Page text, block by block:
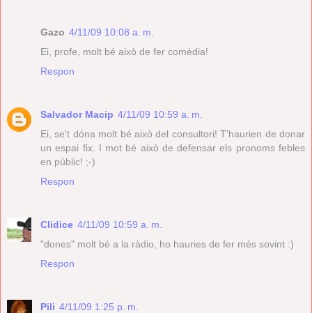
Gazo 4/11/09 10:08 a. m.
Ei, profe, molt bé això de fer comèdia!
Respon
Salvador Macip 4/11/09 10:59 a. m.
Ei, se't dóna molt bé això del consultori! T'haurien de donar
un espai fix. I mot bé això de defensar els pronoms febles
en públic! ;-)
Respon
Clidice 4/11/09 10:59 a. m.
"dones" molt bé a la ràdio, ho hauries de fer més sovint :)
Respon
Pili 4/11/09 1:25 p. m.